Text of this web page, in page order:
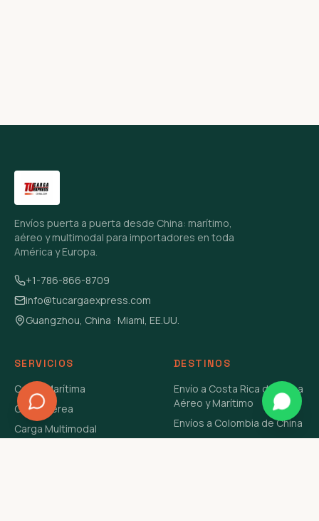
Envíos puerta a puerta desde China: marítimo,
aéreo y multimodal para importadores en toda
América y Europa.
+1-786-866-8709
info@tucargaexpress.com
Guangzhou, China · Miami, EE.UU.
SERVICIOS
Carga Marítima
Carga Aérea
Carga Multimodal
DESTINOS
Envío a Costa Rica de China
Aéreo y Marítimo
Envíos a Colombia de China